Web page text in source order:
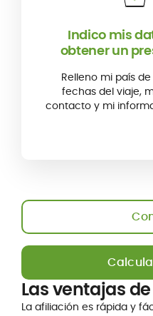
Indico mis
obtener un
Relleno mi país
fechas del viaje,
contacto y mi
Las ventajas de
La afiliación es rápida y